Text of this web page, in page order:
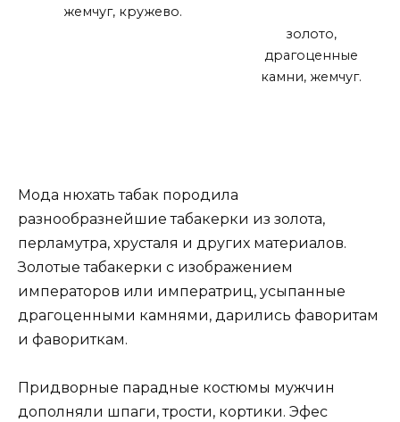
жемчуг, кружево.
золото,
драгоценные
камни, жемчуг.
Мода нюхать табак породила
разнообразнейшие табакерки из золота,
перламутра, хрусталя и других материалов.
Золотые табакерки с изображением
императоров или императриц, усыпанные
драгоценными камнями, дарились фаворитам
и фавориткам.
Придворные парадные костюмы мужчин
дополняли шпаги, трости, кортики. Эфес